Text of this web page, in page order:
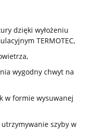
dzięki wyłożeniu
TERMOTEC,
wygodny chwyt na
formie wysuwanej
szyby w